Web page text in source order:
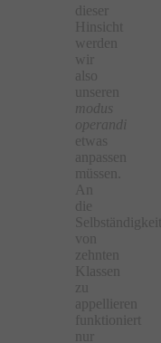
dieser
Hinsicht
werden
wir
also
unseren
modus
operandi
etwas
anpassen
müssen.
An
die
Selbständigkeit
von
zehnten
Klassen
zu
appellieren
funktioniert